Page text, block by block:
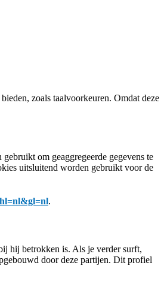
zoals taalvoorkeuren. Omdat deze
om geaggregeerde gegevens te
uitsluitend worden gebruikt voor de
.
hij betrokken is. Als je verder surft,
door deze partijen. Dit profiel